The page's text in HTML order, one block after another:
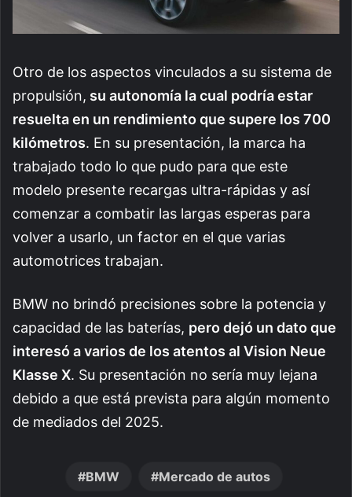
Otro de los aspectos vinculados a su sistema de
propulsión, su autonomía la cual podría estar
resuelta en un rendimiento que supere los 700
kilómetros. En su presentación, la marca ha
trabajado todo lo que pudo para que este
modelo presente recargas ultra-rápidas y así
comenzar a combatir las largas esperas para
volver a usarlo, un factor en el que varias
automotrices trabajan.
BMW no brindó precisiones sobre la potencia y
capacidad de las baterías, pero dejó un dato que
interesó a varios de los atentos al Vision Neue
Klasse X. Su presentación no sería muy lejana
debido a que está prevista para algún momento
de mediados del 2025.
BMW Mercado de autos